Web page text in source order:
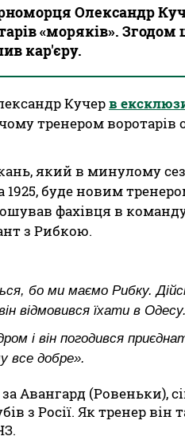
Олександр
«моряків».
кар'єру.
Кучерв
тренером воротарів
який в минулому
1925, буде новим
фахівця в
з Рибкою.
бо ми маємо Рибку.
відмовився їхати в
і він погодився
все добре».
Авангард (Ровеньки),
з Росії. Як тренер